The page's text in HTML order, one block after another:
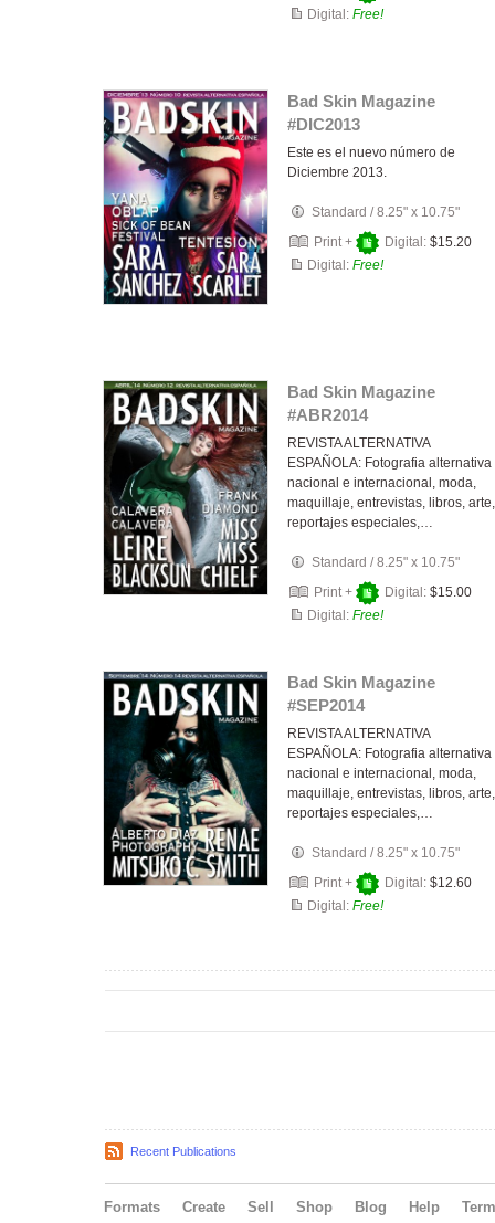
Digital: Free!
Bad Skin Magazine
#DIC2013
Este es el nuevo número de
Diciembre 2013.
Standard /8.25" x 10.75"
Print +
Digital: $15.20
Digital: Free!
Bad Skin Magazine
#ABR2014
REVISTA ALTERNATIVA
ESPAÑOLA: Fotografia alternativa
nacional e internacional, moda,
maquillaje, entrevistas, libros, arte,
reportajes especiales,…
Standard /8.25" x 10.75"
Print +
Digital: $15.00
Digital: Free!
Bad Skin Magazine
#SEP2014
REVISTA ALTERNATIVA
ESPAÑOLA: Fotografia alternativa
nacional e internacional, moda,
maquillaje, entrevistas, libros, arte,
reportajes especiales,…
Standard /8.25" x 10.75"
Print +
Digital: $12.60
Digital: Free!
Recent Publications
Formats Create Sell Shop Blog Help